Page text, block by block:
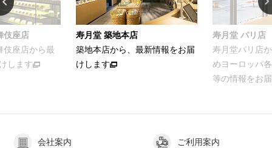
伎座店
伎座店から最
します
寿月堂 築地本店
築地本店から、最新情報をお届
けします
寿月堂 パリ店
寿月堂パリ店
めヨーロッパ
等の情報をお
会社案内 ご利用案内